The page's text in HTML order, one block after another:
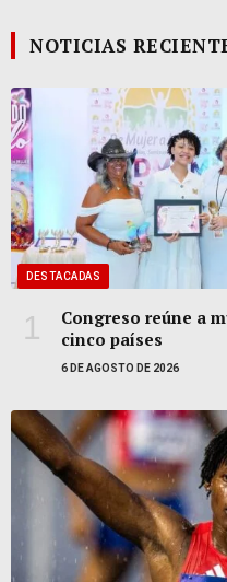
NOTICIAS
DESTACADAS
Congreso reúne a
cinco países
6 DE AGOSTO DE 2026